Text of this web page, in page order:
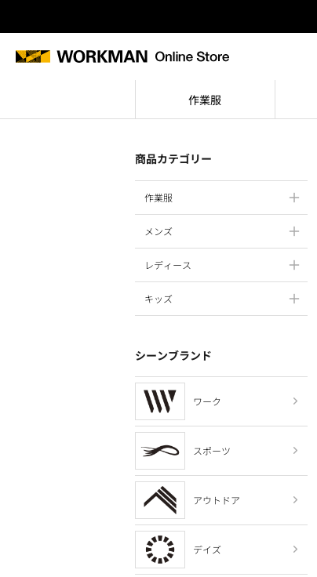
作業服
商品カテゴリー
作業服
メンズ
レディース
キッズ
シーンブランド
ワーク
スポーツ
アウトドア
デイズ